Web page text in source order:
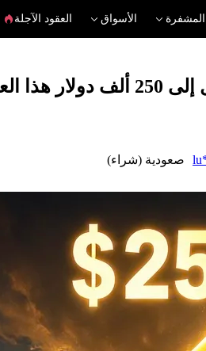
الأسواق العقود الآجلة
الأسعار؟
صعودية (شراء)